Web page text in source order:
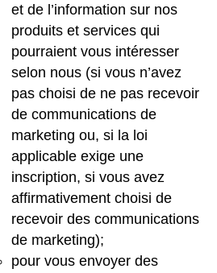
et de l’information sur nos
produits et services qui
pourraient vous intéresser
selon nous (si vous n’avez
pas choisi de ne pas recevoir
de communications de
marketing ou, si la loi
applicable exige une
inscription, si vous avez
affirmativement choisi de
recevoir des communications
de marketing);
pour vous envoyer des